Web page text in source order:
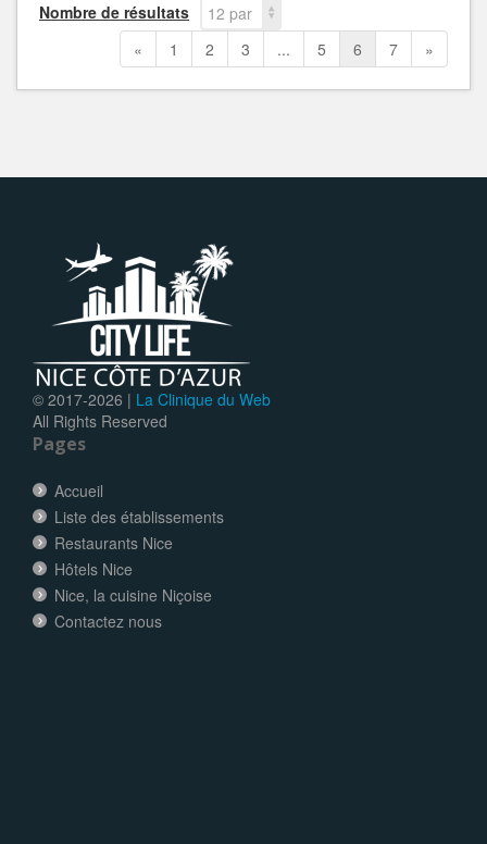
Nombre de résultats
12 par
page
« 1 2 3 ... 5 6 7 »
© 2017-2026 | La Clinique du Web
All Rights Reserved
Pages
Accueil
Liste des établissements
Restaurants Nice
Hôtels Nice
Nice, la cuisine Niçoise
Contactez nous